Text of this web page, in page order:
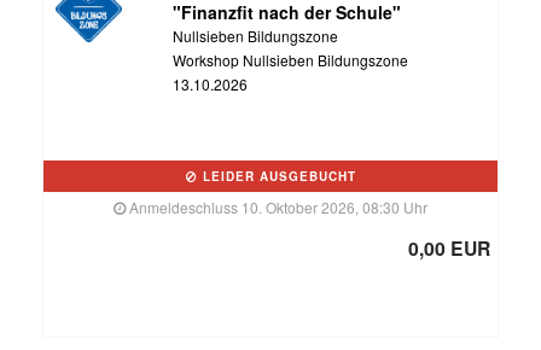
"Finanzfit nach der Schule"
Nullsieben Bildungszone
Workshop Nullsieben Bildungszone
13.10.2026
LEIDER AUSGEBUCHT
Anmeldeschluss 10. Oktober 2026, 08:30 Uhr
0,00 EUR